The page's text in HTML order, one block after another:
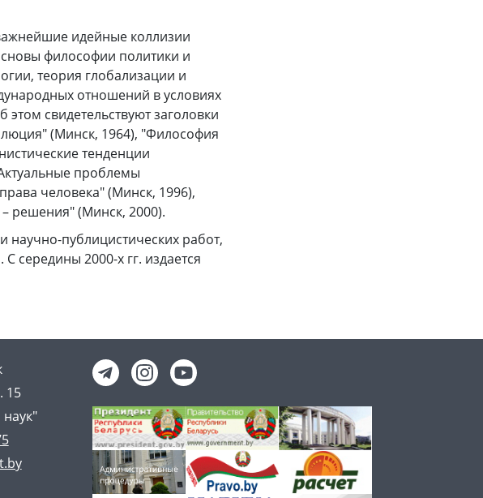
идейные коллизии
философии политики и
теория глобализации и
отношений в условиях
свидетельствуют заголовки
(Минск, 1964), "Философия
тенденции
проблемы
человека" (Минск, 1996),
решения" (Минск, 2000).
публицистических работ,
середины 2000-х гг. издается
15